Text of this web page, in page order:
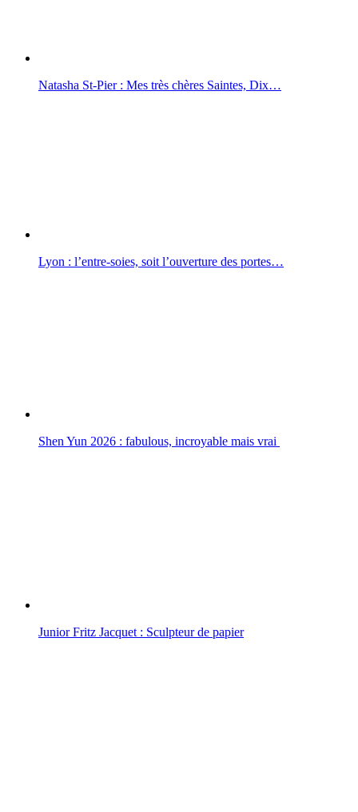
Natasha St-Pier : Mes très chères Saintes, Dix…
Lyon : l’entre-soies, soit l’ouverture des portes…
Shen Yun 2026 : fabulous, incroyable mais vrai
Junior Fritz Jacquet : Sculpteur de papier